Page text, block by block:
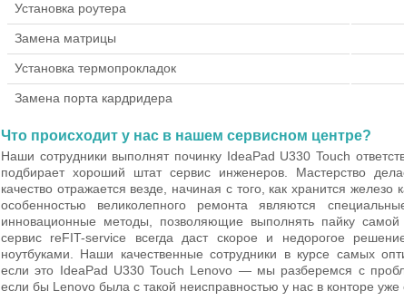
Установка роутера
Замена матрицы
Установка термопрокладок
Замена порта кардридера
Что происходит у нас в нашем сервисном центре?
Наши сотрудники выполнят починку IdeaPad U330 Touch
подбирает хороший штат сервис инженеров. Мастерство
качество отражается везде, начиная с того, как хранится железо
особенностью великолепного ремонта являются
инновационные методы, позволяющие выполнять пайку
сервис reFIT-service всегда даст скорое и недорогое
ноутбуками. Наши качественные сотрудники в курсе самых
если это IdeaPad U330 Touch Lenovo — мы разберемся с
если бы Lenovo была с такой неисправностью у нас в конторе уже